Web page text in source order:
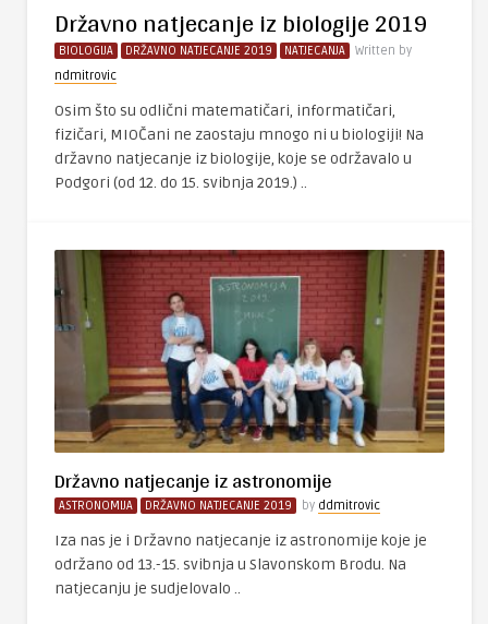
Državno natjecanje iz biologije 2019
BIOLOGIJA DRŽAVNO NATJECANJE 2019 NATJECANJA
Written by
ndmitrovic
Osim što su odlični matematičari, informatičari,
fizičari, MIOČani ne zaostaju mnogo ni u biologiji! Na
državno natjecanje iz biologije, koje se održavalo u
Podgori (od 12. do 15. svibnja 2019.) ..
Državno natjecanje iz astronomije
ASTRONOMIJA DRŽAVNO NATJECANJE 2019 by ddmitrovic
Iza nas je i Državno natjecanje iz astronomije koje je
održano od 13.-15. svibnja u Slavonskom Brodu. Na
natjecanju je sudjelovalo ..